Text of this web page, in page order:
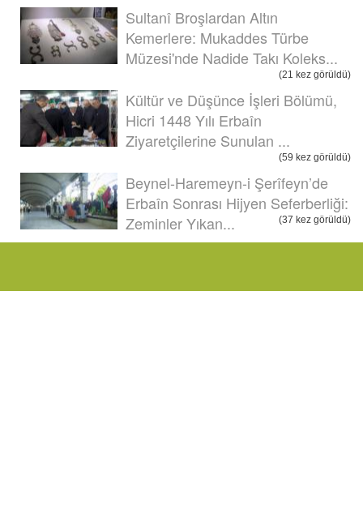
Sultanî Broşlardan Altın
Kemerlere: Mukaddes Türbe
Müzesi'nde Nadide Takı Koleks...
(21 kez görüldü)
Kültür ve Düşünce İşleri Bölümü,
Hicri 1448 Yılı Erbaîn
Ziyaretçilerine Sunulan ...
(59 kez görüldü)
Beynel-Haremeyn-i Şerîfeyn’de
Erbaîn Sonrası Hijyen Seferberliği:
Zeminler Yıkan...
(37 kez görüldü)